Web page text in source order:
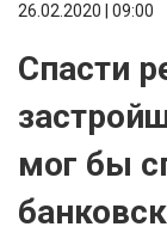
26.02.2020 | 09:00
Спасти
мог бы